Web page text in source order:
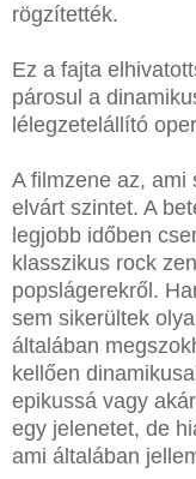
rögzítették.
Ez a fajta
párosul a
lélegzetelállító
A filmzene az, ami
elvárt szintet. A
legjobb időben
klasszikus rock
popslágerekről.
sem sikerültek
általában
kellően
epikussá vagy
egy jelenetet, de
ami általában